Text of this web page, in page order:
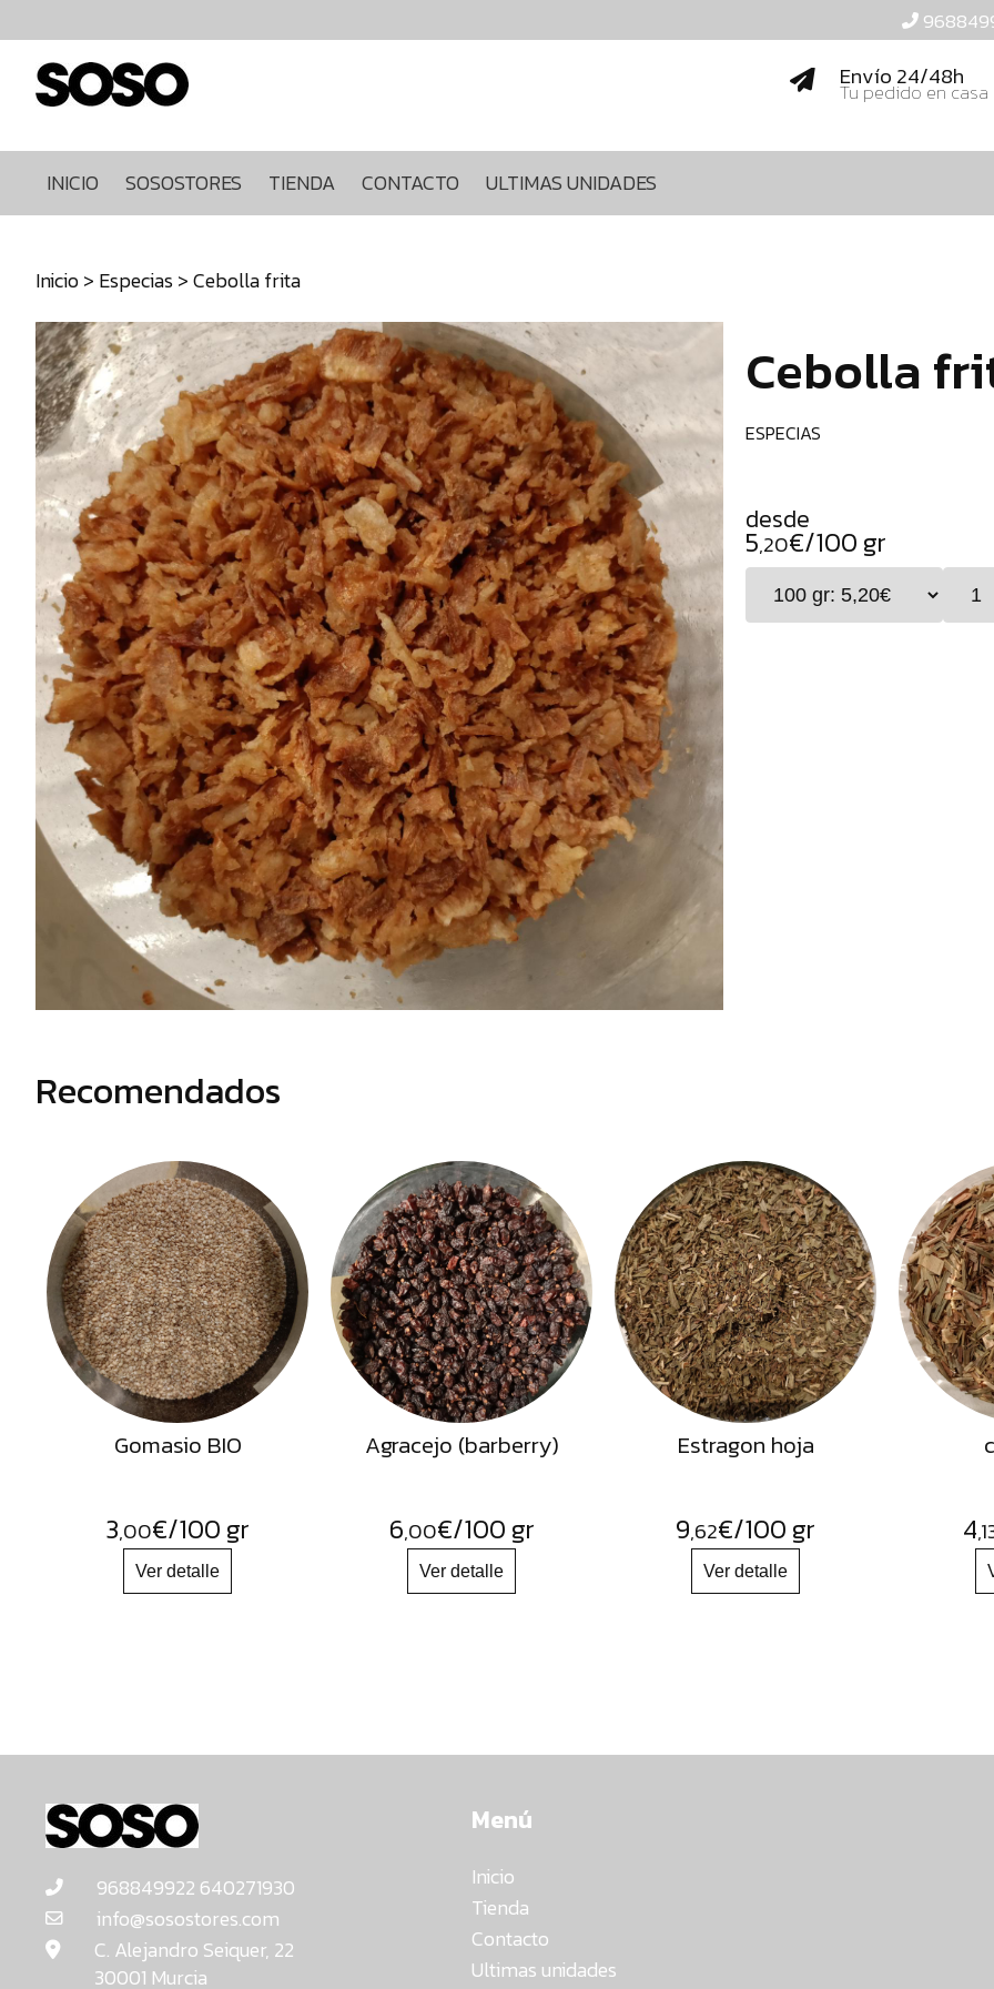
Envío 24/48h
Tu pedido en casa
INICIO SOSOSTORES TIENDA CONTACTO ULTIMAS UNIDADES
Inicio
Sosostores
Contacto
Ultimas
640271930
info@sosostores.com
Tienda
Chocolates
especiales
Especias
Especias
Curry
Pimientas
Dukkah
Tés
Cafés
Alimentos
Inicio> Especias> Cebolla frita
Cebolla
ESPECIAS
desde
5,20€/100 gr
Recomendados
Gomasio BIO
3,00€/100 gr
Agracejo (barberry)
6,00€/100 gr
Estragon hoja
9,62€/100 gr 4
968849922 640271930
info@sosostores.com
C. Alejandro Seiquer, 22
30001 Murcia
Menú
Inicio
Tienda
Contacto
Ultimas unidades